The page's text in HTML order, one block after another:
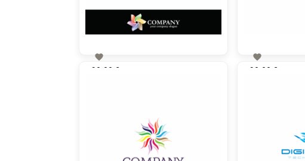

90,00 €

90,00 €